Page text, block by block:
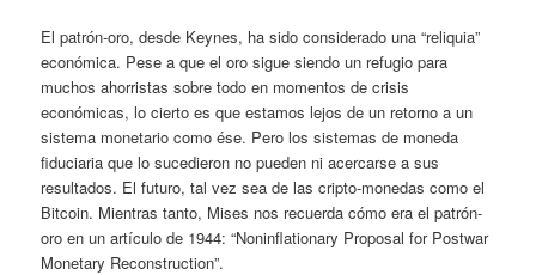
El patrón-oro, desde Keynes, ha sido considerado una “reliquia”
económica. Pese a que el oro sigue siendo un refugio para
muchos ahorristas sobre todo en momentos de crisis
económicas, lo cierto es que estamos lejos de un retorno a un
sistema monetario como ése. Pero los sistemas de moneda
fiduciaria que lo sucedieron no pueden ni acercarse a sus
resultados. El futuro, tal vez sea de las cripto-monedas como el
Bitcoin. Mientras tanto, Mises nos recuerda cómo era el patrón-
oro en un artículo de 1944: “Noninflationary Proposal for Postwar
Monetary Reconstruction”.